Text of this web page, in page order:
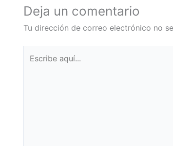
Deja un comentario
Tu dirección de correo electrónico no
aquí...